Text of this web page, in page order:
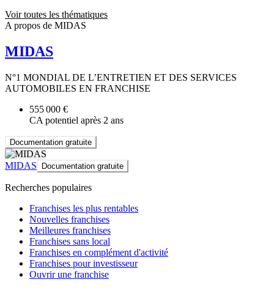
Voir toutes les thématiques
A propos de MIDAS
MIDAS
N°1 MONDIAL DE L’ENTRETIEN ET DES SERVICES
AUTOMOBILES EN FRANCHISE
555 000 €
CA potentiel après 2 ans
Documentation gratuite
MIDAS Documentation gratuite
Recherches populaires
Franchises les plus rentables
Nouvelles franchises
Meilleures franchises
Franchises sans local
Franchises en complément d'activité
Franchises pour investisseur
Ouvrir une franchise